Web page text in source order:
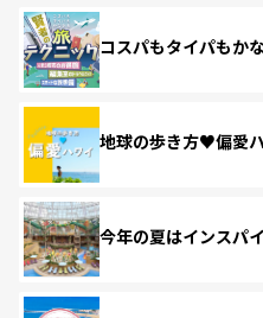
コスパもタイパもか
地球の歩き方♥偏愛
今年の夏はインスパ